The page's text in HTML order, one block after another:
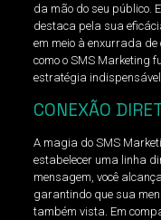
da mão do seu público.
destaca pela sua
em meio à enxurrada
como o SMS Marketing
estratégia
CONEXÃO
A magia do SMS
estabelecer uma linha
mensagem, você
garantindo que sua
também vista. Em